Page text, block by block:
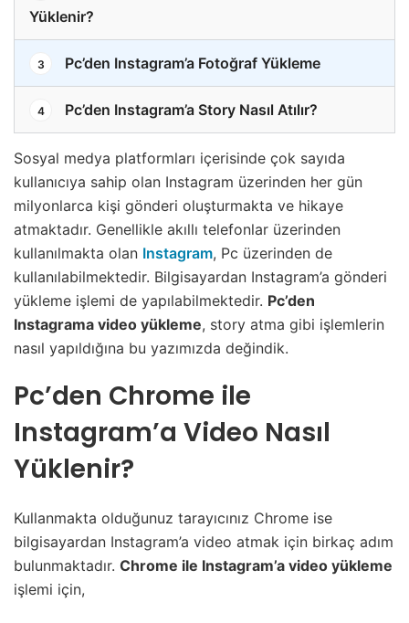
Yüklenir?
3 Pc’den Instagram’a Fotoğraf Yükleme
4 Pc’den Instagram’a Story Nasıl Atılır?
Sosyal medya platformları içerisinde çok sayıda
kullanıcıya sahip olan Instagram üzerinden her gün
milyonlarca kişi gönderi oluşturmakta ve hikaye
atmaktadır. Genellikle akıllı telefonlar üzerinden
kullanılmakta olan Instagram, Pc üzerinden de
kullanılabilmektedir. Bilgisayardan Instagram’a gönderi
yükleme işlemi de yapılabilmektedir. Pc’den
Instagrama video yükleme, story atma gibi işlemlerin
nasıl yapıldığına bu yazımızda değindik.
Pc’den Chrome ile
Instagram’a Video Nasıl
Yüklenir?
Kullanmakta olduğunuz tarayıcınız Chrome ise
bilgisayardan Instagram’a video atmak için birkaç adım
bulunmaktadır. Chrome ile Instagram’a video yükleme
işlemi için,